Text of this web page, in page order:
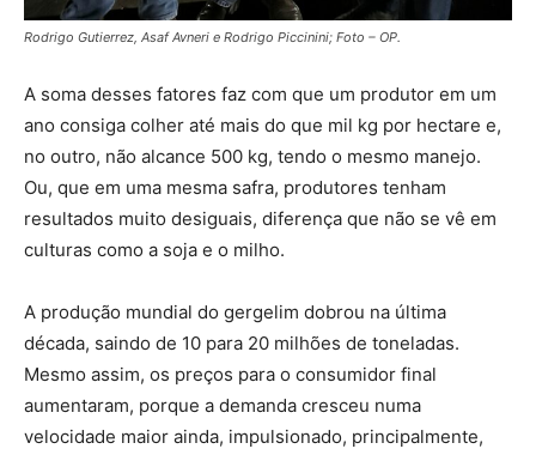
Rodrigo Gutierrez, Asaf Avneri e Rodrigo Piccinini; Foto – OP.
A soma desses fatores faz com que um produtor em um
ano consiga colher até mais do que mil kg por hectare e,
no outro, não alcance 500 kg, tendo o mesmo manejo.
Ou, que em uma mesma safra, produtores tenham
resultados muito desiguais, diferença que não se vê em
culturas como a soja e o milho.
A produção mundial do gergelim dobrou na última
década, saindo de 10 para 20 milhões de toneladas.
Mesmo assim, os preços para o consumidor final
aumentaram, porque a demanda cresceu numa
velocidade maior ainda, impulsionado, principalmente,